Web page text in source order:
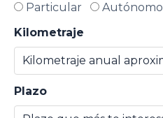
Particular
Autónomo
Kilometraje
Plazo